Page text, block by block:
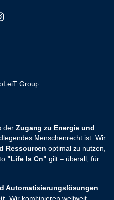
Group
der Zugang zu Energie und
Menschenrecht ist. Wir
Ressourcen optimal zu nutzen,
"Life Is On" gilt – überall, für
Automatisierungslösungen
. Wir kombinieren weltweit